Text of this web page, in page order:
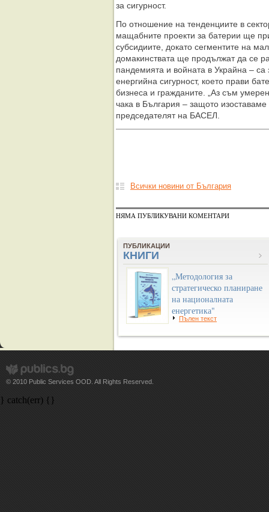
за сигурност.
По отношение на тенденциите в
мащабните проекти за батерии ще
субсидиите, докато сегментите на
домакинствата ще продължат да се
пандемията и войната в Украйна – са
енергийна сигурност, което прави
бизнеса и гражданите. „Аз съм
чака в България – защото
председателят на БАСЕЛ.
Всички новини от България
НЯМА ПУБЛИКУВАНИ КОМЕНТАРИ
ПУБЛИКАЦИИ
КНИГИ
„Методология за
стратегическо планиране
на националната
енергетика"
Пълен текст
© 2010 Public Services OOD. All Rights Reserved.
} catch(err) {}